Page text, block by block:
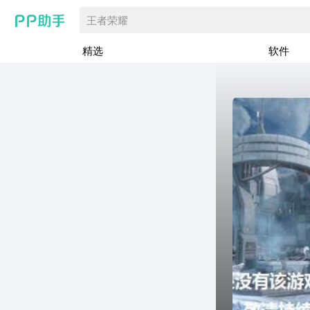
王者荣耀
精选 软件